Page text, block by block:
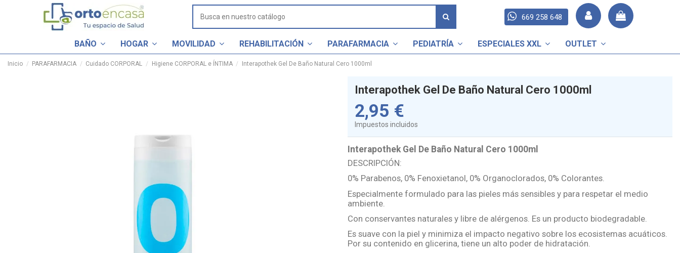
669 258 648
BAÑO HOGAR MOVILIDAD REHABILITACIÓN PARAFARMACIA PEDIATRÍA ESPECIALES XXL OUTLET
Inicio PARAFARMACIA Cuidado CORPORAL Higiene CORPORAL e ÍNTIMA Interapothek Gel De Baño Natural Cero 1000ml
Interapothek Gel De Baño Natural Cero 1000ml
2,95 €
Impuestos incluidos
Interapothek Gel De Baño Natural Cero 1000ml
DESCRIPCIÓN:
0% Parabenos, 0% Fenoxietanol, 0% Organoclorados, 0% Colorantes.
Especialmente formulado para las pieles más sensibles y para respetar el medio
ambiente.
Con conservantes naturales y libre de alérgenos. Es un producto biodegradable.
Es suave con la piel y minimiza el impacto negativo sobre los ecosistemas acuáticos.
Por su contenido en glicerina, tiene un alto poder de hidratación.